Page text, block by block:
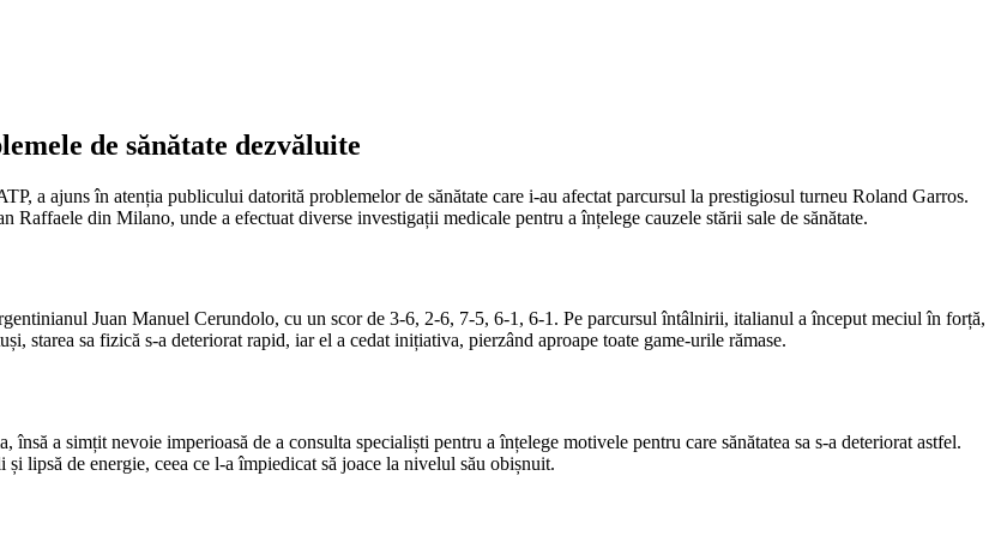
de sănătate dezvăluite
a ajuns în atenția publicului datorită problemelor de sănătate care i-au afectat parcursul la prestigiosul turneu Roland Garros.
din Milano, unde a efectuat diverse investigații medicale pentru a înțelege cauzele stării sale de sănătate.
Juan Manuel Cerundolo, cu un scor de 3-6, 2-6, 7-5, 6-1, 6-1. Pe parcursul întâlnirii, italianul a început meciul în forță,
starea sa fizică s-a deteriorat rapid, iar el a cedat inițiativa, pierzând aproape toate game-urile rămase.
a simțit nevoie imperioasă de a consulta specialiști pentru a înțelege motivele pentru care sănătatea sa s-a deteriorat astfel.
lipsă de energie, ceea ce l-a împiedicat să joace la nivelul său obișnuit.